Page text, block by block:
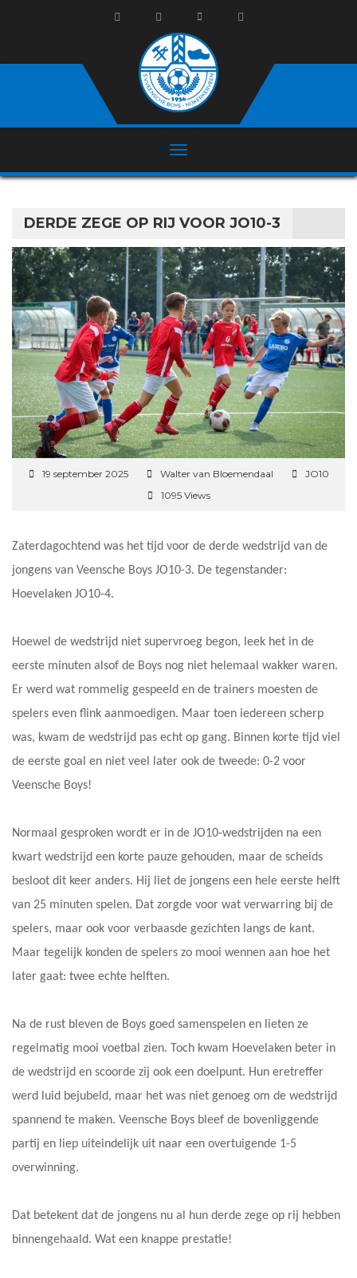
DERDE ZEGE OP RIJ VOOR JO10-3
19 september 2025 Walter van Bloemendaal
JO10
1095 Views
Zaterdagochtend was het tijd voor de derde wedstrijd van de
jongens van Veensche Boys JO10-3. De tegenstander:
Hoevelaken JO10-4.
Hoewel de wedstrijd niet supervroeg begon, leek het in de
eerste minuten alsof de Boys nog niet helemaal wakker waren.
Er werd wat rommelig gespeeld en de trainers moesten de
spelers even flink aanmoedigen. Maar toen iedereen scherp
was, kwam de wedstrijd pas echt op gang. Binnen korte tijd viel
de eerste goal en niet veel later ook de tweede: 0-2 voor
Veensche Boys!
Normaal gesproken wordt er in de JO10-wedstrijden na een
kwart wedstrijd een korte pauze gehouden, maar de scheids
besloot dit keer anders. Hij liet de jongens een hele eerste helft
van 25 minuten spelen. Dat zorgde voor wat verwarring bij de
spelers, maar ook voor verbaasde gezichten langs de kant.
Maar tegelijk konden de spelers zo mooi wennen aan hoe het
later gaat: twee echte helften.
Na de rust bleven de Boys goed samenspelen en lieten ze
regelmatig mooi voetbal zien. Toch kwam Hoevelaken beter in
de wedstrijd en scoorde zij ook een doelpunt. Hun eretreffer
werd luid bejubeld, maar het was niet genoeg om de wedstrijd
spannend te maken. Veensche Boys bleef de bovenliggende
partij en liep uiteindelijk uit naar een overtuigende 1-5
overwinning.
Dat betekent dat de jongens nu al hun derde zege op rij hebben
binnengehaald. Wat een knappe prestatie!